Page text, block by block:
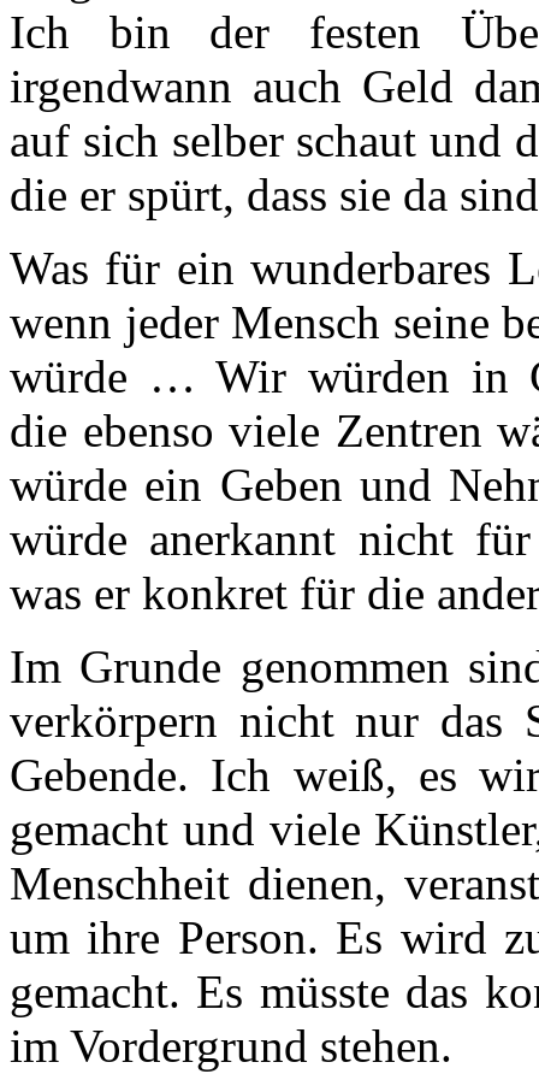
Ich bin der festen
irgendwann auch Geld
auf sich selber schaut und
die er spürt, dass sie da
Was für ein wunderbares
wenn jeder Mensch seine
würde … Wir würden in
die ebenso viele Zentren
würde ein Geben und
würde anerkannt nicht
was er konkret für die
Im Grunde genommen
verkörpern nicht nur das
Gebende. Ich weiß, es
gemacht und viele
Menschheit dienen,
um ihre Person. Es wird
gemacht. Es müsste das
im Vordergrund stehen.